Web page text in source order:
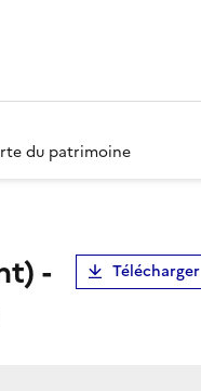
du patrimoine
-
Télécharger